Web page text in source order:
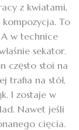
z kwiatami,
To
w technice
sekator.
często stoi na
trafia na stół,
I zostaje w
Nawet jeśli
cięcia.